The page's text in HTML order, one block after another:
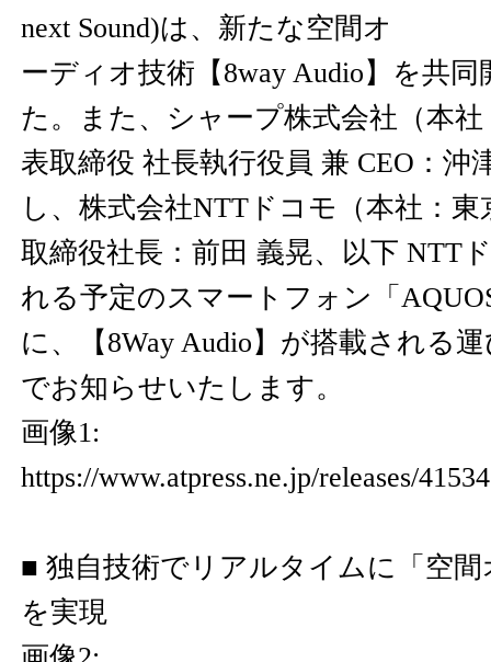
next Sound)は、新たな空間オ
ーディオ技術【8way Audio】を共
た。また、シャープ株式会社（本
表取締役 社長執行役員 兼 CEO：沖
し、株式会社NTTドコモ（本社：
取締役社長：前田 義晃、以下 NTT
れる予定のスマートフォン「
に、【8Way Audio】が搭載される
でお知らせいたします。
画像1:
https://www.atpress.ne.jp/releases/
■ 独自技術でリアルタイムに「空
を実現